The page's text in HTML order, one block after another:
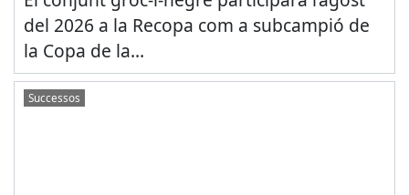
del 2026 a la Recopa com a subcampió de
la Copa de la...
Successos